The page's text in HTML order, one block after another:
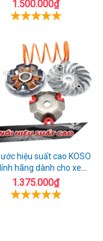
1.500.000₫
hiệu suất cao KOSO
hãng dành cho xe
AirBlade 125
1.375.000₫